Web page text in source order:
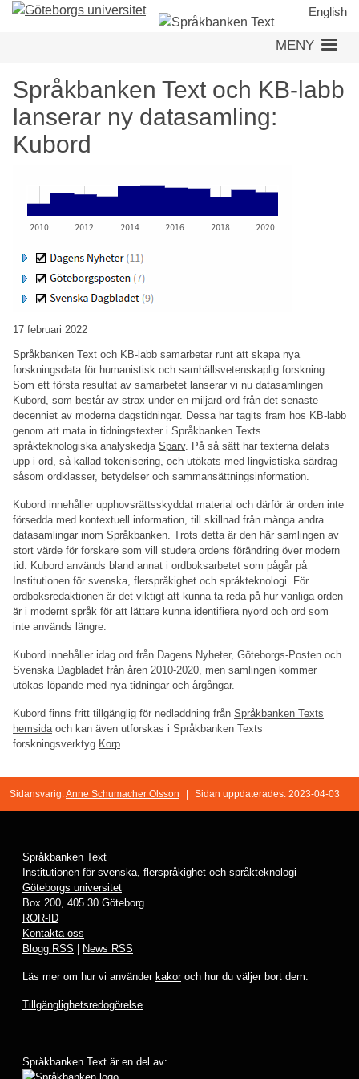
Hoppa
English
MENY
Språkbanken Text och KB-labb
lanserar ny datasamling:
Kubord
17 februari 2022
Språkbanken Text och KB-labb samarbetar runt att skapa nya
forskningsdata för humanistisk och samhällsvetenskaplig forskning.
Som ett första resultat av samarbetet lanserar vi nu datasamlingen
Kubord, som består av strax under en miljard ord från det senaste
decenniet av moderna dagstidningar. Dessa har tagits fram hos KB-labb
genom att mata in tidningstexter i Språkbanken Texts
språkteknologiska analyskedja Sparv. På så sätt har texterna delats
upp i ord, så kallad tokenisering, och utökats med lingvistiska särdrag
såsom ordklasser, betydelser och sammansättningsinformation.
Kubord innehåller upphovsrättsskyddat material och därför är orden inte
försedda med kontextuell information, till skillnad från många andra
datasamlingar inom Språkbanken. Trots detta är den här samlingen av
stort värde för forskare som vill studera ordens förändring över modern
tid. Kubord används bland annat i ordboksarbetet som pågår på
Institutionen för svenska, flerspråkighet och språkteknologi. För
ordboksredaktionen är det viktigt att kunna ta reda på hur vanliga orden
är i modernt språk för att lättare kunna identifiera nyord och ord som
inte används längre.
Kubord innehåller idag ord från Dagens Nyheter, Göteborgs-Posten och
Svenska Dagbladet från åren 2010-2020, men samlingen kommer
utökas löpande med nya tidningar och årgångar.
Kubord finns fritt tillgänglig för nedladdning från Språkbanken Texts
hemsidaoch kan även utforskas i Språkbanken Texts
forskningsverktyg Korp.
Sidansvarig:Anne Schumacher Olsson Sidan uppdaterades: 2023-04-03
Språkbanken Text
Institutionen för svenska, flerspråkighet och språkteknologi
Göteborgs universitet
Box 200, 405 30 Göteborg
ROR-ID
Kontakta oss
Blogg RSS
News RSS
Läs mer om hur vi använder kakoroch hur du väljer bort dem.
Tillgänglighetsredogörelse.
Språkbanken Text är en del av: